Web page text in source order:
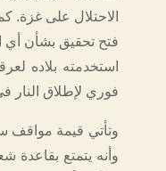
الاحتلال على غزة.
فتح تحقيق بشأن أي
استخدمته بلاده
فوري لإطلاق النار
وتأتي قيمة مواقف
وأنه يتمتع بقاعدة